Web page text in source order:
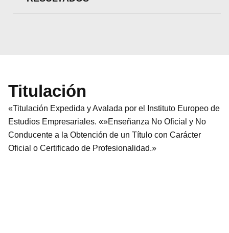
Titulación
«Titulación Expedida y Avalada por el Instituto Europeo de
Estudios Empresariales. «»Enseñanza No Oficial y No
Conducente a la Obtención de un Título con Carácter
Oficial o Certificado de Profesionalidad.»